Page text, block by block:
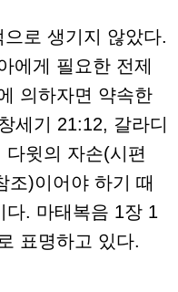
로 생기지 않았다.
에게 필요한 전제
의하자면 약속한
세기 21:12, 갈라디
윗의 자손(시편
조)이어야 하기 때
다. 마태복음 1장 1
표명하고 있다.